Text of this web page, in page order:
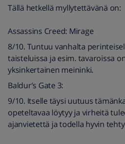
Tällä hetkellä myllytettävänä on:
Assassins Creed: Mirage
8/10. Tuntuu vanhalta
taisteluissa ja esim. tavaroissa
yksinkertainen meininki.
Baldur’s Gate 3:
9/10. Itselle täysi uutuus
opeteltavaa löytyy ja virheitä
ajanvietettä ja todella hyvin